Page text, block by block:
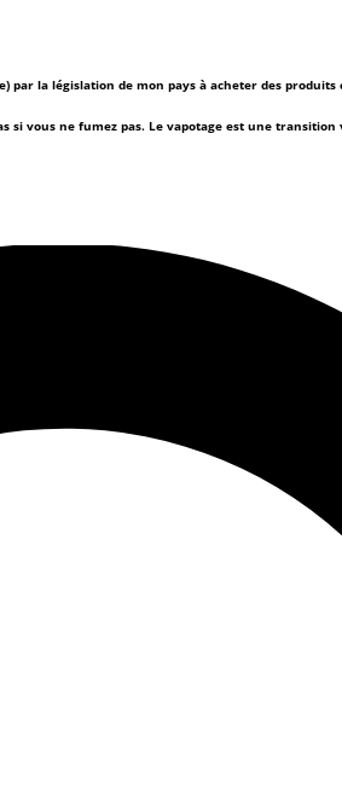
par la législation de mon pays à acheter des
si vous ne fumez pas. Le vapotage est une transition